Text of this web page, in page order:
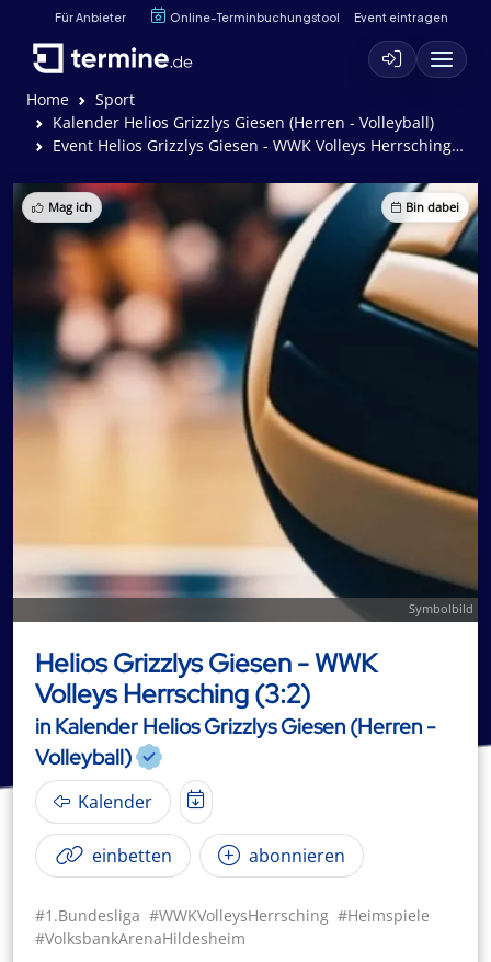
Für Anbieter Online-Terminbuchungstool Event eintragen
Home
Sport
Kalender Helios Grizzlys Giesen (Herren - Volleyball)
Event Helios Grizzlys Giesen - WWK Volleys Herrsching (3:2)
Mag ich Bin dabei
Symbolbild
Helios Grizzlys Giesen - WWK
Volleys Herrsching (3:2)
in Kalender Helios Grizzlys Giesen (Herren -
Volleyball)
Kalender
einbetten abonnieren
#1.Bundesliga #WWKVolleysHerrsching #Heimspiele
#VolksbankArenaHildesheim